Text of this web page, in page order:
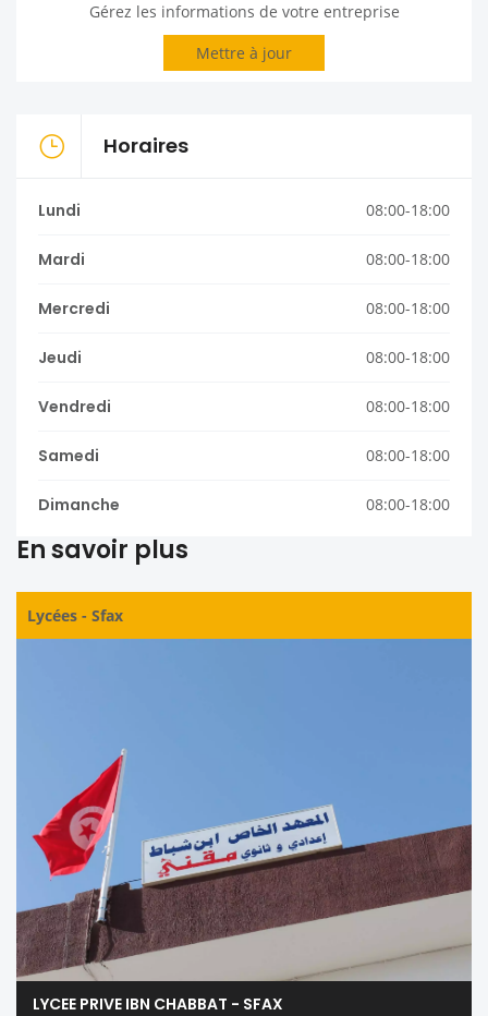
Gérez les informations de votre entreprise
Mettre à jour
Horaires
Lundi 08:00-18:00
Mardi 08:00-18:00
Mercredi 08:00-18:00
Jeudi 08:00-18:00
Vendredi 08:00-18:00
Samedi 08:00-18:00
Dimanche 08:00-18:00
En savoir plus
Lycées - Sfax
LYCEE PRIVE IBN CHABBAT - SFAX